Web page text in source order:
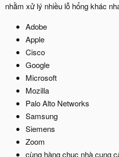
nhằm xử lý nhiều lỗ hổng khác
Adobe​
Apple​
Cisco​
Google​
Microsoft​
Mozilla​
Palo Alto Networks​
Samsung​
Siemens​
Zoom​
cùng hàng chục nhà cung